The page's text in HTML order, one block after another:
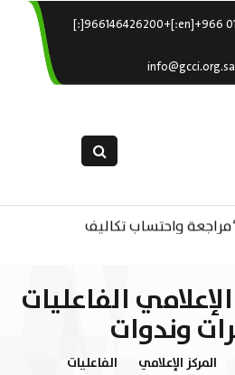
خدماتنا
الالكترونى
واحتساب تكاليف
– الثقافة – السياحة”
الإعلامي الفاعليات
وندوات
المركز الإعلامي
الفاعليات